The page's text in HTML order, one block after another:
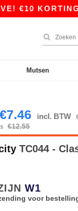
KORTING
Mutsen
€7.46 incl. BTW
€12.55
TC044 -
W1
voor